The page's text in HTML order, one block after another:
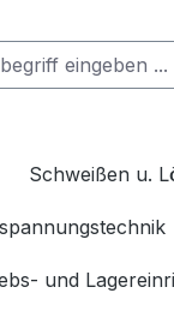
Schweißen u.
und